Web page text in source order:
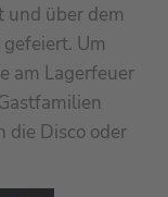
und über dem
Um
am Lagerfeuer
die Disco oder